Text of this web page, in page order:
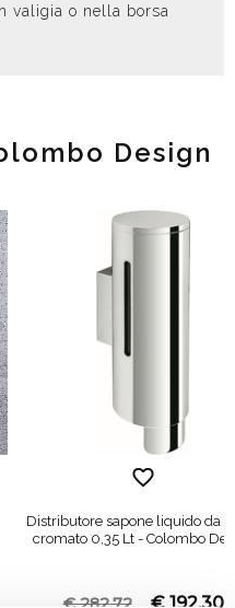
valigia o nella borsa
Design
Distributore sapone liquido da
cromato 0,35 Lt - Colombo
€ 282,72 € 192,30